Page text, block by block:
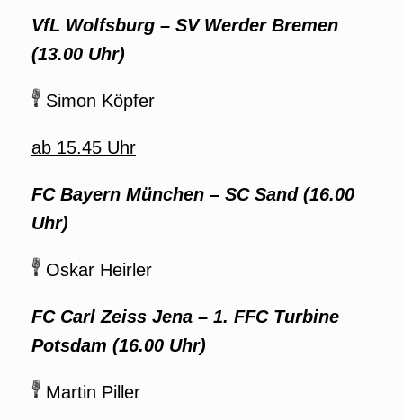
VfL Wolfsburg – SV Werder Bremen
(13.00 Uhr)
Simon Köpfer
ab 15.45 Uhr
FC Bayern München – SC Sand (16.00
Uhr)
Oskar Heirler
FC Carl Zeiss Jena – 1. FFC Turbine
Potsdam (16.00 Uhr)
Martin Piller